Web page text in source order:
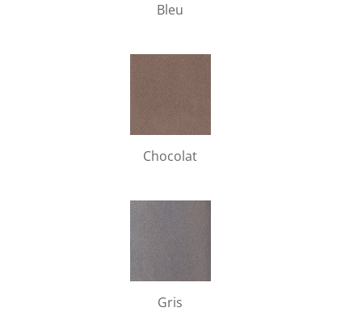
Bleu
Chocolat
Gris